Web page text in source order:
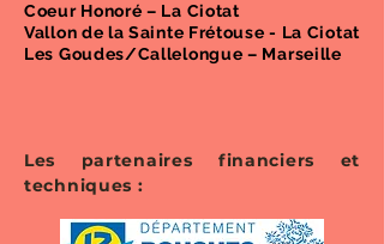
Coeur Honoré – La Ciotat
Vallon de la Sainte Frétouse - La Ciotat
Les Goudes/Callelongue – Marseille
Les partenaires financiers et
techniques :